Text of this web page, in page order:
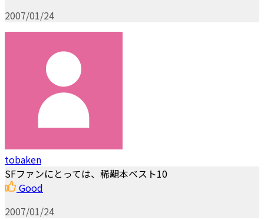
2007/01/24
tobaken
SFファンにとっては、稀覯本ベスト10
Good
2007/01/24